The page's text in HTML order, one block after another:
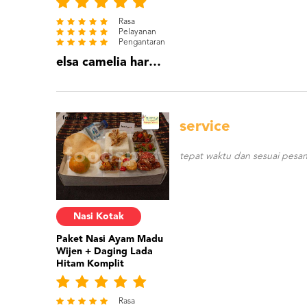
Rasa
Pelayanan
Pengantaran
elsa camelia harmadi
Nasi Kotak
Paket Nasi Ayam Madu
Wijen + Daging Lada
Hitam Komplit
Rasa
service
tepat waktu dan sesuai